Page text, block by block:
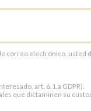
correo electrónico,
art. 6.1.a GDPR).
que dictaminen su